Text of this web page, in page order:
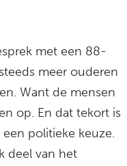
met een 88-
meer ouderen
Want de mensen
op. En dat tekort is
politieke keuze.
deel van het